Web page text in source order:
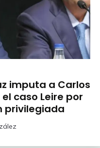
imputa a Carlos
caso Leire por
privilegiada